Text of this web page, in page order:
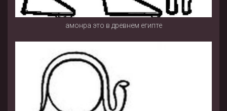
амонра это в древнем египте